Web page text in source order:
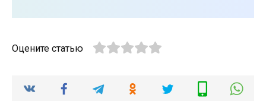
Оцените статью